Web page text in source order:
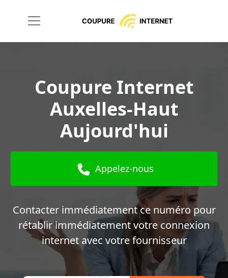
Coupure Internet
Auxelles-Haut
Aujourd'hui
Appelez-nous
Contacter immédiatement ce numéro pour
rétablir immédiatement votre connexion
internet avec votre fournisseur